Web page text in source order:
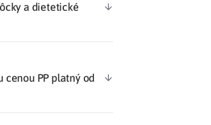
a dietetické
PP platný od